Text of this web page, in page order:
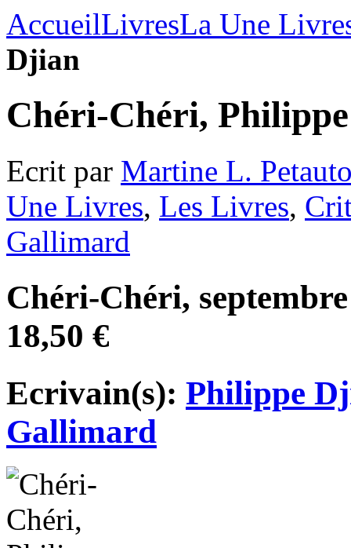
AccueilLivresLa Une
Djian
Chéri-Chéri,
Ecrit par Martine L.
Une Livres, Les Livres,
Gallimard
Chéri-Chéri,
18,50 €
Ecrivain(s): Philippe
Gallimard